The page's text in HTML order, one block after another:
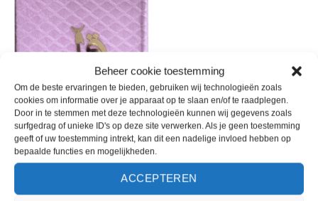
Beheer cookie toestemming
Om de beste ervaringen te bieden, gebruiken wij technologieën zoals
cookies om informatie over je apparaat op te slaan en/of te raadplegen.
Door in te stemmen met deze technologieën kunnen wij gegevens zoals
surfgedrag of unieke ID's op deze site verwerken. Als je geen toestemming
geeft of uw toestemming intrekt, kan dit een nadelige invloed hebben op
bepaalde functies en mogelijkheden.
ACCEPTEREN
OP=OP
Toevoegen
aan
wenslijst
Qoraan Arabisch A4 (zwart/wit)
met Elegante Roze Fluwelen
€27,50